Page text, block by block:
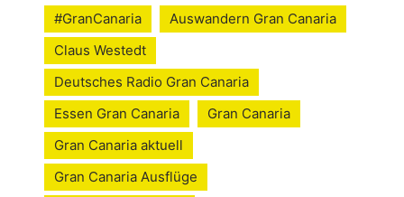
#GranCanaria
Auswandern Gran Canaria
Claus Westedt
Deutsches Radio Gran Canaria
Essen Gran Canaria
Gran Canaria
Gran Canaria aktuell
Gran Canaria Ausflüge